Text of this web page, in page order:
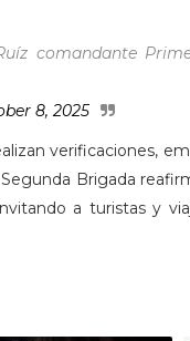
comandante
8, 2025
verificaciones,
Brigada
a turistas y